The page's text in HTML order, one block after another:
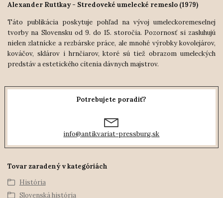
Alexander Ruttkay - Stredoveké umelecké remeslo (1979)
Táto publikácia poskytuje pohľad na vývoj umeleckoremeselnej
tvorby na Slovensku od 9. do 15. storočia. Pozornosť si zasluhujú
nielen zlatnícke a rezbárske práce, ale mnohé výrobky kovolejárov,
kováčov, sklárov i hrnčiarov, ktoré sú tiež obrazom umeleckých
predstáv a estetického cítenia dávnych majstrov.
Potrebujete poradiť?
info@antikvariat-pressburg.sk
Tovar zaradený v kategóriách
História
Slovenská história